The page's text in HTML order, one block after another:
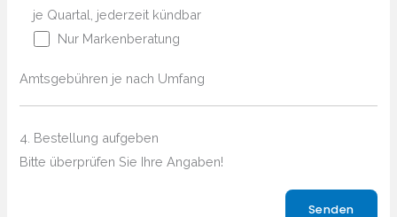
je Quartal, jederzeit kündbar
Nur Markenberatung
Amtsgebühren je nach Umfang
4. Bestellung aufgeben
Bitte überprüfen Sie Ihre Angaben!